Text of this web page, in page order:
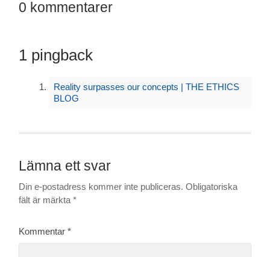
0 kommentarer
1 pingback
Reality surpasses our concepts | THE ETHICS
BLOG
Lämna ett svar
Din e-postadress kommer inte publiceras. Obligatoriska
fält är märkta*
Kommentar*